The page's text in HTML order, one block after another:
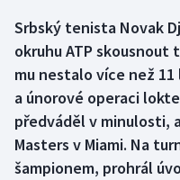
Boby a skeleton
Box
Curling
Dostihy
AZ kvíz
Srbský tenista Novak
okruhu ATP skousnout
mu nestalo více než
a únorové operaci
předváděl v minulosti,
Masters v Miami. Na
šampionem, prohrál